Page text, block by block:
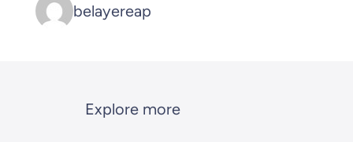
belayereap
Explore more